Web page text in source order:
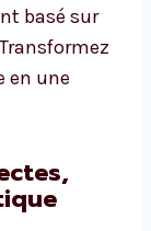
basé sur
en une